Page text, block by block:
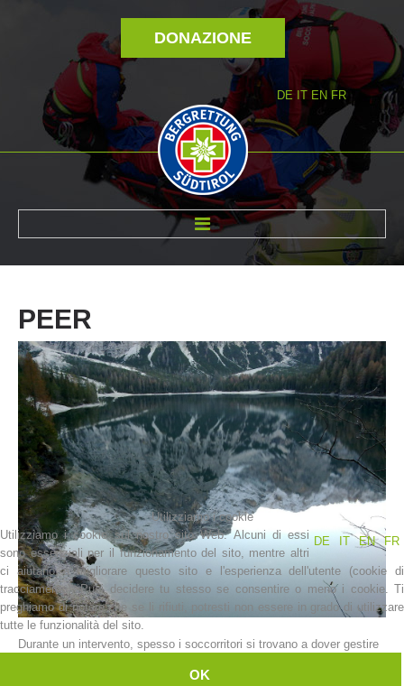
DONAZIONE
DE IT EN FR
La storia
PEER
Durante un intervento, spesso i soccorritori si trovano a dover gestire
che possono essere di varia natura, sia fisici che mentali.
Utilizziamo i cookie
DE
IT EN FR
Utilizziamo i cookie sul nostro sito Web. Alcuni di essi
sono essenziali per il funzionamento del sito, mentre altri
ci aiutano a migliorare questo sito e l'esperienza dell'utente (cookie di
tracciamento). Puoi decidere tu stesso se consentire o meno i cookie. Ti
preghiamo di notare che se li rifiuti, potresti non essere in grado di utilizzare
tutte le funzionalità del sito.
OK